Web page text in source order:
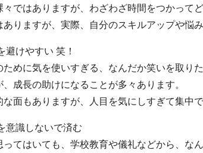
々ではありますが、わざわざ時間をつかっ
りますが、実際、自分のスキルアップや悩
けやすい 笑！
ために気を使いすぎる、なんだか笑いを取
成長の助けになることが多々あります。
な面もありますが、人目を気にしすぎて集中
識しないで済む
ってはいても、学校教育や儀礼などから、